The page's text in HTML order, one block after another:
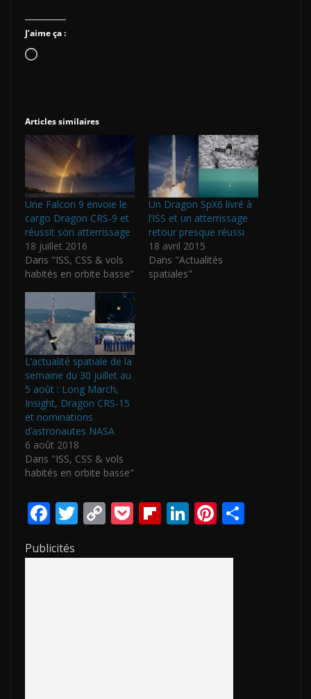
J’aime ça :
Chargement…
Articles similaires
Une Falcon 9 envoie le
cargo Dragon CRS-9 et
réussit son atterrissage
18 juillet 2016
Dans "ISS, CSS & vols
habités en orbite basse"
Un Dragon SpX6 livré à
l’ISS et un atterrissage
retour presque réussi
18 avril 2015
Dans "Actualités
spatiales"
L’actualité spatiale de la
semaine du 30 juillet au
5 août : Long March,
Insight, Dragon CRS-15
et nominations
d’astronautes NASA
6 août 2018
Dans "ISS, CSS & vols
habités en orbite basse"
F
e
T
itt
C
p
P
ck
Fli
b
Li
k
Pi
er
Publicités